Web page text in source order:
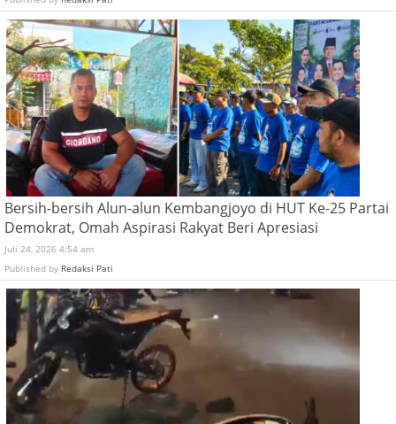
Bersih-bersih Alun-alun Kembangjoyo di HUT Ke-25 Partai
Demokrat, Omah Aspirasi Rakyat Beri Apresiasi
Juli 24, 2026 4:54 am
Published by Redaksi Pati